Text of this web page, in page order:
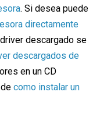
. Si desea puede
directamente
descargado se
descargados de
en un CD
decomo instalar un